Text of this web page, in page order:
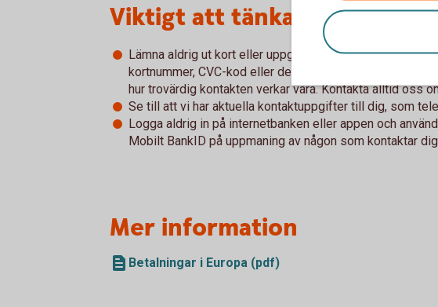
Viktigt att tänka på
Lämna aldrig ut kort eller uppgifter om ditt kort till
kortnummer, CVC-kod eller de koder som genereras av
hur trovärdig kontakten verkar vara. Kontakta alltid oss
Se till att vi har aktuella kontaktuppgifter till dig, som
Logga aldrig in på internetbanken eller appen och
Mobilt BankID på uppmaning av någon som kontaktar
Mer information
Betalningar i Europa (pdf)